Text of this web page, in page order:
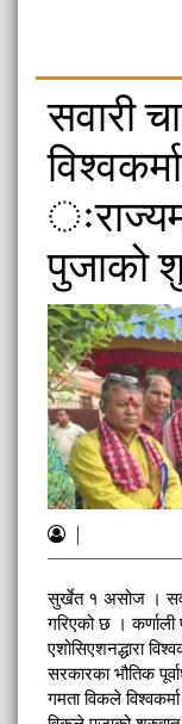
सवारी
पुजाको
|
सुर्खेत १ असोज ।
गरिएको छ ।
एशोसिएशनद्धारा
सरकारका भौतिक
गमता विकले